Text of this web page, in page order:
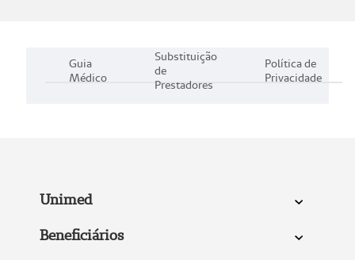
Guia
Médico
Substituição
de
Prestadores
Política de
Privacidade
Unimed
Beneficiários